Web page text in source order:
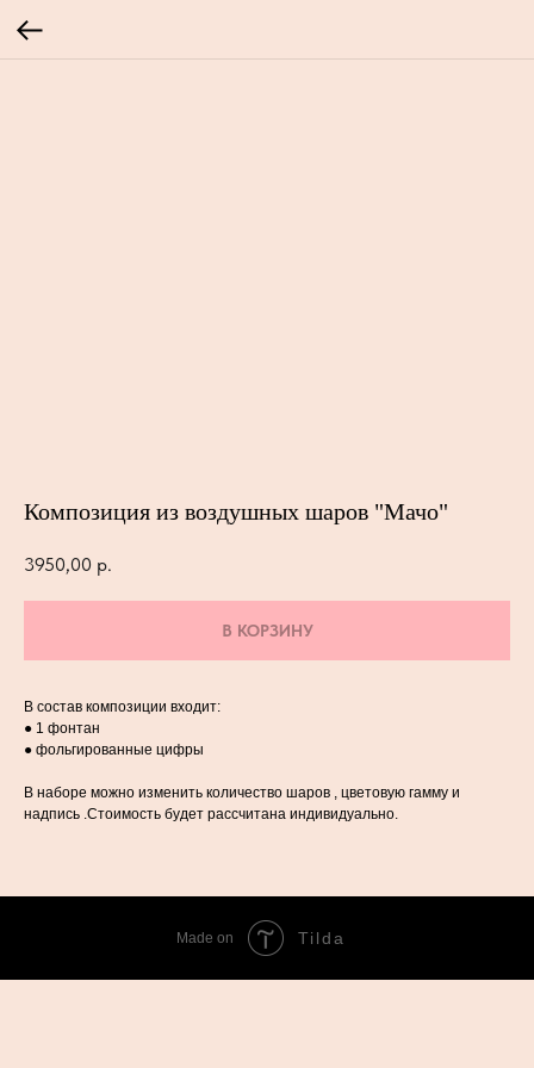
Композиция из воздушных шаров "Мачо"
3950,00 р.
В КОРЗИНУ
В состав композиции входит:
● 1 фонтан
● фольгированные цифры
В наборе можно изменить количество шаров , цветовую гамму и
надпись .Стоимость будет рассчитана индивидуально.
Made on Tilda